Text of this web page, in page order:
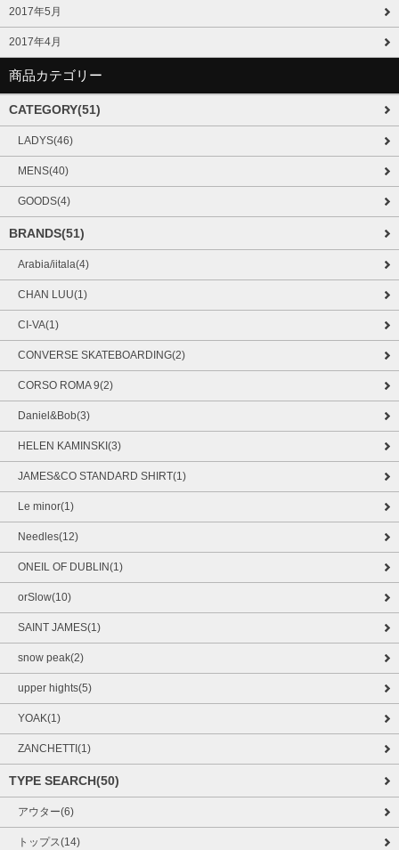
2017年5月
2017年4月
商品カテゴリー
CATEGORY(51)
LADYS(46)
MENS(40)
GOODS(4)
BRANDS(51)
Arabia/iitala(4)
CHAN LUU(1)
CI-VA(1)
CONVERSE SKATEBOARDING(2)
CORSO ROMA 9(2)
Daniel&Bob(3)
HELEN KAMINSKI(3)
JAMES&CO STANDARD SHIRT(1)
Le minor(1)
Needles(12)
ONEIL OF DUBLIN(1)
orSlow(10)
SAINT JAMES(1)
snow peak(2)
upper hights(5)
YOAK(1)
ZANCHETTI(1)
TYPE SEARCH(50)
アウター(6)
トップス(14)